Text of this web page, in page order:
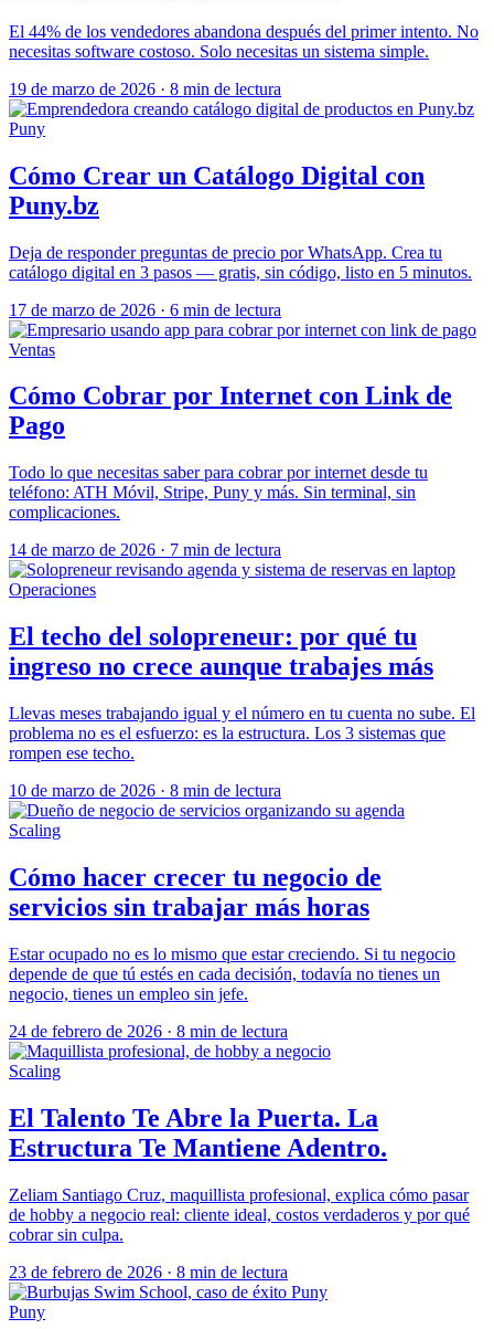
El 44% de los vendedores abandona después del primer intento. No
necesitas software costoso. Solo necesitas un sistema simple.
19 de marzo de 2026 · 8 min de lectura
Puny
Cómo Crear un Catálogo Digital con
Puny.bz
Deja de responder preguntas de precio por WhatsApp. Crea tu
catálogo digital en 3 pasos — gratis, sin código, listo en 5 minutos.
17 de marzo de 2026 · 6 min de lectura
Ventas
Cómo Cobrar por Internet con Link de
Pago
Todo lo que necesitas saber para cobrar por internet desde tu
teléfono: ATH Móvil, Stripe, Puny y más. Sin terminal, sin
complicaciones.
14 de marzo de 2026 · 7 min de lectura
Operaciones
El techo del solopreneur: por qué tu
ingreso no crece aunque trabajes más
Llevas meses trabajando igual y el número en tu cuenta no sube. El
problema no es el esfuerzo: es la estructura. Los 3 sistemas que
rompen ese techo.
10 de marzo de 2026 · 8 min de lectura
Scaling
Cómo hacer crecer tu negocio de
servicios sin trabajar más horas
Estar ocupado no es lo mismo que estar creciendo. Si tu negocio
depende de que tú estés en cada decisión, todavía no tienes un
negocio, tienes un empleo sin jefe.
24 de febrero de 2026 · 8 min de lectura
Scaling
El Talento Te Abre la Puerta. La
Estructura Te Mantiene Adentro.
Zeliam Santiago Cruz, maquillista profesional, explica cómo pasar
de hobby a negocio real: cliente ideal, costos verdaderos y por qué
cobrar sin culpa.
23 de febrero de 2026 · 8 min de lectura
Puny